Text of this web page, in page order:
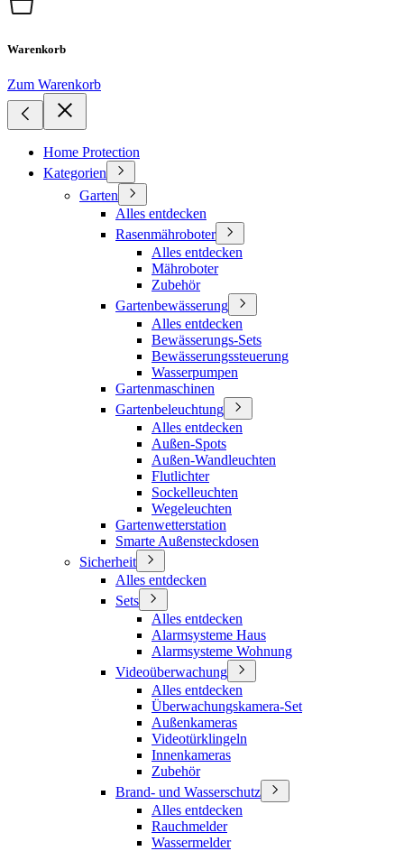
Warenkorb
Zum Warenkorb
Home Protection
Kategorien
Garten
Alles entdecken
Rasenmähroboter
Alles entdecken
Mähroboter
Zubehör
Gartenbewässerung
Alles entdecken
Bewässerungs-Sets
Bewässerungssteuerung
Wasserpumpen
Gartenmaschinen
Gartenbeleuchtung
Alles entdecken
Außen-Spots
Außen-Wandleuchten
Flutlichter
Sockelleuchten
Wegeleuchten
Gartenwetterstation
Smarte Außensteckdosen
Sicherheit
Alles entdecken
Sets
Alles entdecken
Alarmsysteme Haus
Alarmsysteme Wohnung
Videoüberwachung
Alles entdecken
Überwachungskamera-Set
Außenkameras
Videotürklingeln
Innenkameras
Zubehör
Brand- und Wasserschutz
Alles entdecken
Rauchmelder
Wassermelder